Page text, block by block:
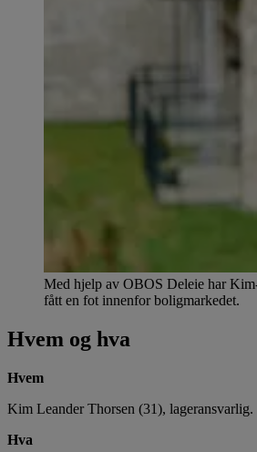
Med hjelp av OBOS Deleie har
fått en fot innenfor boligmarkedet.
Hvem og hva
Hvem
Kim Leander Thorsen (31), lageransvarlig.
Hva